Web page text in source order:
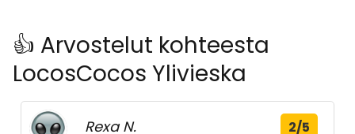
👍 Arvostelut kohteesta
LocosCocos Ylivieska
Rexa N. 2/5